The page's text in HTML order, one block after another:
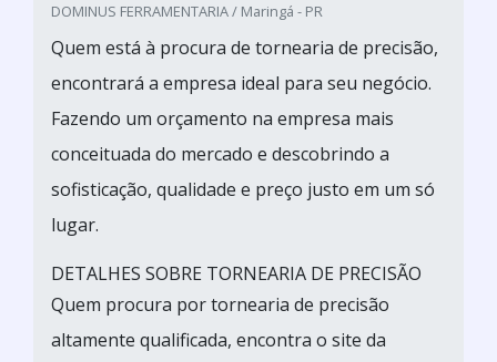
DOMINUS FERRAMENTARIA / Maringá - PR
Quem está à procura de tornearia de precisão,
encontrará a empresa ideal para seu negócio.
Fazendo um orçamento na empresa mais
conceituada do mercado e descobrindo a
sofisticação, qualidade e preço justo em um só
lugar.
DETALHES SOBRE TORNEARIA DE PRECISÃO
Quem procura por tornearia de precisão
altamente qualificada, encontra o site da